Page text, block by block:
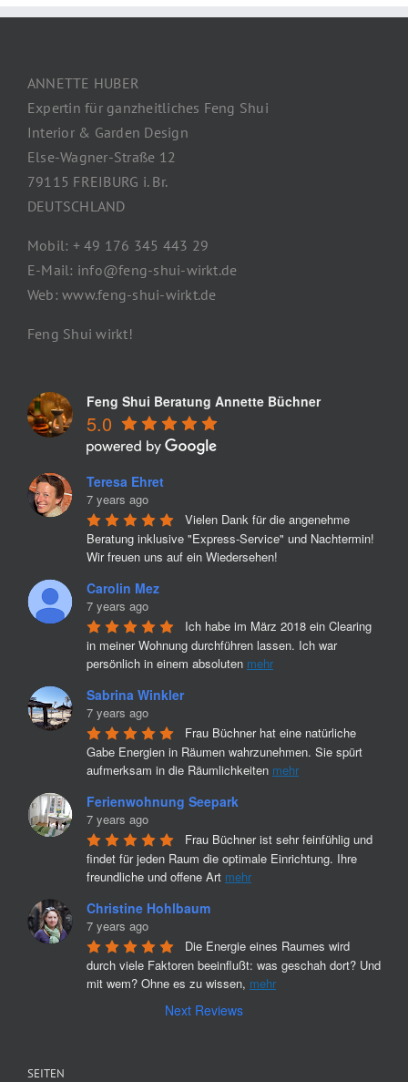
ANNETTE HUBER
Expertin für ganzheitliches Feng Shui
Interior & Garden Design
Else-Wagner-Straße 12
79115 FREIBURG i. Br.
DEUTSCHLAND
Mobil: + 49 176 345 443 29
E-Mail: info@feng-shui-wirkt.de
Web: www.feng-shui-wirkt.de
Feng Shui wirkt!
Feng Shui Beratung Annette Büchner
5.0
Teresa Ehret
7 years ago
Vielen Dank für die angenehme
Beratung inklusive "Express-Service" und Nachtermin!
Wir freuen uns auf ein Wiedersehen!
Carolin Mez
7 years ago
Ich habe im März 2018 ein Clearing
in meiner Wohnung durchführen lassen. Ich war
persönlich in einem absoluten mehr
Sabrina Winkler
7 years ago
Frau Büchner hat eine natürliche
Gabe Energien in Räumen wahrzunehmen. Sie spürt
aufmerksam in die Räumlichkeiten mehr
Ferienwohnung Seepark
7 years ago
Frau Büchner ist sehr feinfühlig und
findet für jeden Raum die optimale Einrichtung. Ihre
freundliche und offene Art mehr
Christine Hohlbaum
7 years ago
Die Energie eines Raumes wird
durch viele Faktoren beeinflußt: was geschah dort? Und
mit wem? Ohne es zu wissen, mehr
Next Reviews
SEITEN